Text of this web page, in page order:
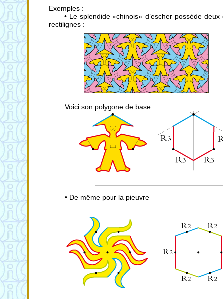
Exemples :
• Le splendide «chinois» d’escher possède deux
rectilignes :
Voici son polygone de base :
• De même pour la pieuvre